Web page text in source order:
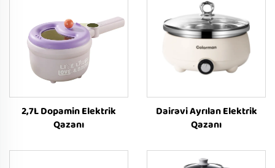
2,7L Dopamin Elektrik
Qazanı
Dairəvi Ayrılan Elektrik
Qazanı